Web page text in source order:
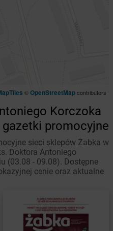
©OpenStreetMapcontributors
Korczoka
gazetki promocyjne
sieci sklepów Żabka w
Doktora Antoniego
(03.08 - 09.08). Dostępne
cenie oraz aktualne